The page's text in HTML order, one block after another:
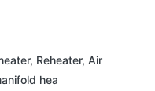
Reheater, Air
hea